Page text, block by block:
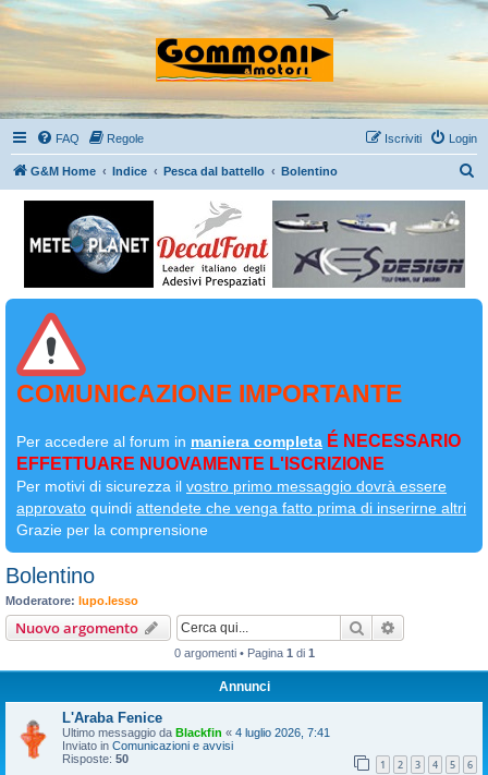
FAQ Regole Login
Iscriviti
G&M Home Indice Pesca dal battello Bolentino
COMUNICAZIONE IMPORTANTE
Per accedere al forum in maniera completa É NECESSARIO
EFFETTUARE NUOVAMENTE L'ISCRIZIONE
Per motivi di sicurezza il vostro primo messaggio dovrà essere
approvato quindi attendete che venga fatto prima di inserirne altri
Grazie per la comprensione
Bolentino
Moderatore: lupo.lesso
Nuovo argomento Cerca
0 argomenti • Pagina 1 di 1
Annunci
L'Araba Fenice
Ultimo messaggio da Blackfin « 4 luglio 2026, 7:41
Inviato in Comunicazioni e avvisi
Risposte: 50 1 2 3 4 5 6